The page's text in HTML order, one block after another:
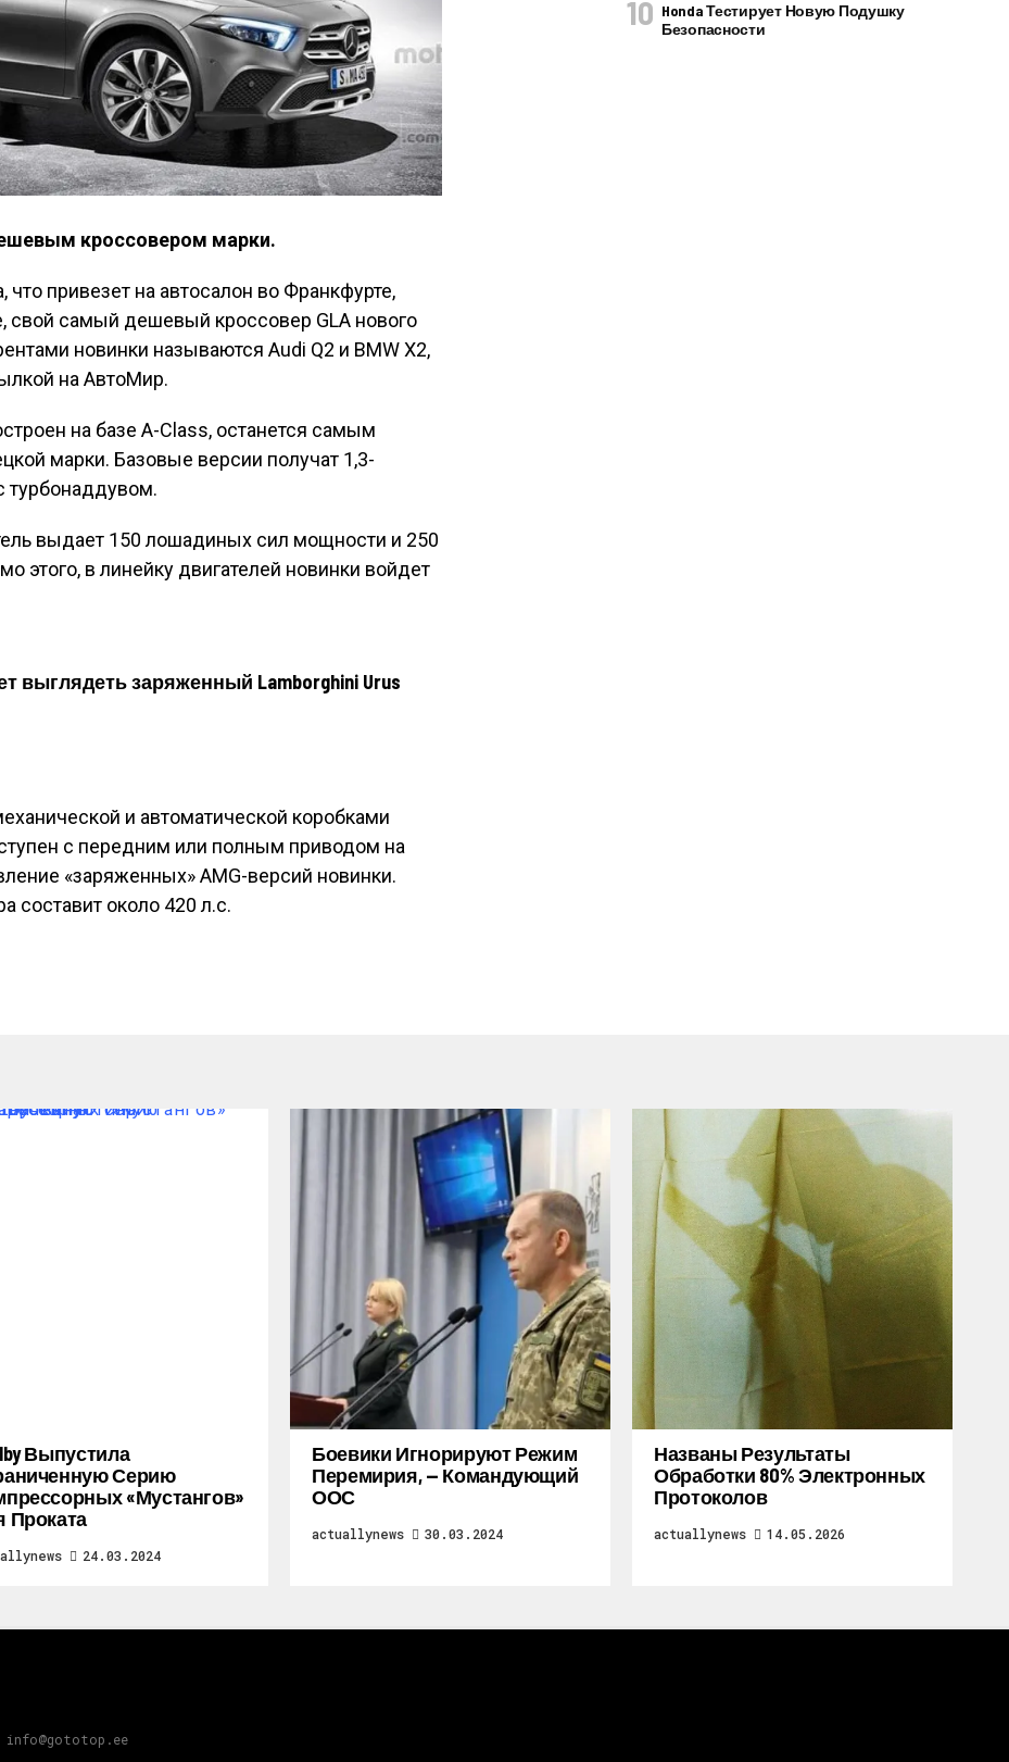
кроссовером марки.
привезет на автосалон во Франкфурте,
свой самый дешевый кроссовер GLA нового
новинки называются Audi Q2 и BMW X2,
на АвтоМир.
на базе A-Class, останется самым
марки. Базовые версии получат 1,3-
турбонаддувом.
выдает 150 лошадиных сил мощности и 250
этого, в линейку двигателей новинки войдет
выглядеть заряженный Lamborghini Urus
и автоматической коробками
с передним или полным приводом на
«заряженных» AMG-версий новинки.
составит около 420 л.с.
Honda Тестирует Новую Подушку
Безопасности
Выпустила
Серию
«Мустангов»
Проката
24.03.2024
Боевики Игнорируют Режим
Перемирия, — Командующий
ООС
actuallynews 30.03.2024
Названы Результаты
Обработки 80% Электронных
Протоколов
actuallynews 14.05.2026
info@gototop.ee